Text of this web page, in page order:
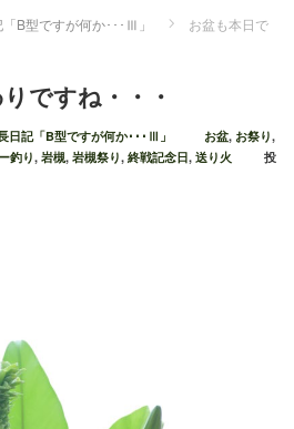
B型ですが何か･･･Ⅲ」
お盆も本日で
ですね・・・
日記「B型ですが何か･･･Ⅲ」 お盆, お祭り,
釣り, 岩槻, 岩槻祭り, 終戦記念日, 送り火
投